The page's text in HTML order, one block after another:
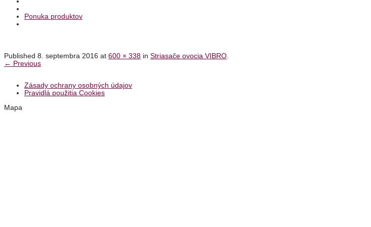
Ponuka produktov
Published 8. septembra 2016 at 600 × 338 in Striasače ovocia VIBRO
← Previous
Zásady ochrany osobných údajov
Pravidlá použitia Cookies
Mapa